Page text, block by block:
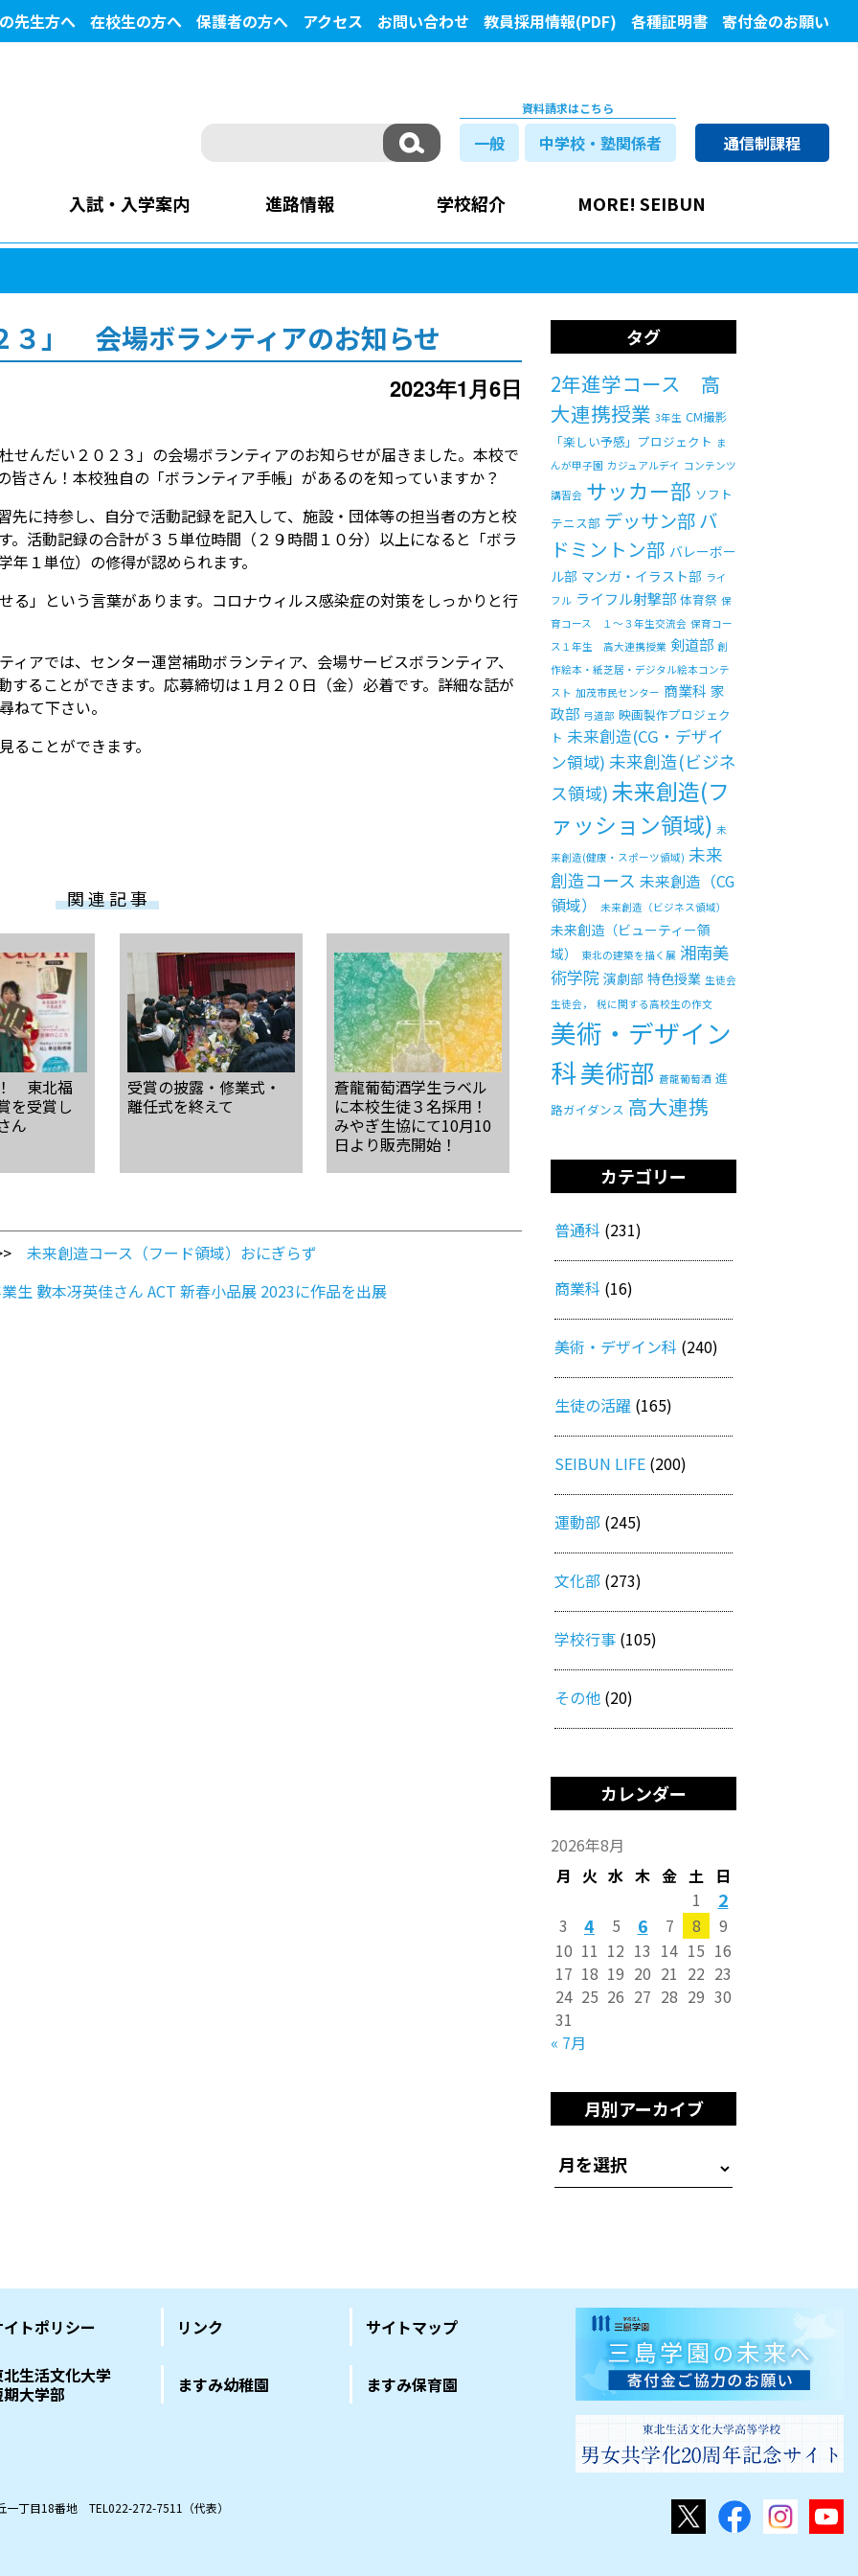
先生方へ 在校生の方へ 保護者の方へ アクセス お問い合わせ 教員採用情報(PDF) 各種証明書 寄付金のお願い
資料請求はこちら
一般 中学校・塾関係者 通信制課程
入試・入学案内 進路情報 学校紹介 MORE! SEIBUN
３」 会場ボランティアのお知らせ
2023年1月6日
んだい２０２３」の会場ボランティアのお知らせが届きました。本校で
皆さん！本校独自の「ボランティア手帳」があるのを知っていますか？
に持参し、自分で活動記録を記入して、施設・団体等の担当者の方と校
。活動記録の合計が３５単位時間（２９時間１０分）以上になると「ボラ
１単位）の修得が認められます。
」という言葉があります。コロナウィルス感染症の対策をしっかりと行
アでは、センター運営補助ボランティア、会場サービスボランティア、
することができます。応募締切は１月２０日（金）必着です。詳細な話が
ねて下さい。
ことができます。
関 連 記 事
東北福
を受賞し
ん
受賞の披露・修業式・
離任式を終えて
蒼龍葡萄酒学生ラベル
に本校生徒３名採用！
みやぎ生協にて10月10
日より販売開始！
未来創造コース（フード領域）おにぎらず
生 數本冴英佳さん ACT 新春小品展 2023に作品を出展
タグ
2年進学コース 高
大連携授業 3年生 CM撮影
「楽しい予感」プロジェクト ま
んが甲子園 カジュアルデイ コンテンツ
講習会 サッカー部 ソフト
テニス部 デッサン部バ
ドミントン部 バレーボー
ル部 マンガ・イラスト部 ライ
フル ライフル射撃部 体育祭 保
育コース １～３年生交流会 保育コー
ス１年生 高大連携授業 剣道部 創
作絵本・紙芝居・デジタル絵本コンテ
スト 加茂市民センター 商業科 家
政部 弓道部 映画製作プロジェク
ト 未来創造(CG・デザイ
ン領域) 未来創造(ビジネ
ス領域) 未来創造(フ
ァッション領域) 未
来創造(健康・スポーツ領域) 未来
創造コース 未来創造（CG
領域）
未来創造（ビジネス領域）
未来創造（ビューティー領
域）
東北の建築を描く展 湘南美
術学院 演劇部 特色授業 生徒会
生徒会，
税に関する高校生の作文
美術・デザイン
科美術部 蒼龍葡萄酒 進
路ガイダンス 高大連携
カテゴリー
普通科 (231)
商業科 (16)
美術・デザイン科 (240)
生徒の活躍 (165)
SEIBUN LIFE (200)
運動部 (245)
文化部 (273)
学校行事 (105)
その他 (20)
カレンダー
2026年8月
月 火 水 木 金 土 日
« 7月
1 2
3 4 5 6 7 8
9
10 11 12 13 14 15 16
17 18 19 20 21 22 23
24 25 26 27 28 29 30
31
月別アーカイブ
トポリシー リンク サイトマップ
北生活文化大学
大学部
ますみ幼稚園 ますみ保育園
一丁目18番地 TEL022-272-7511（代表）